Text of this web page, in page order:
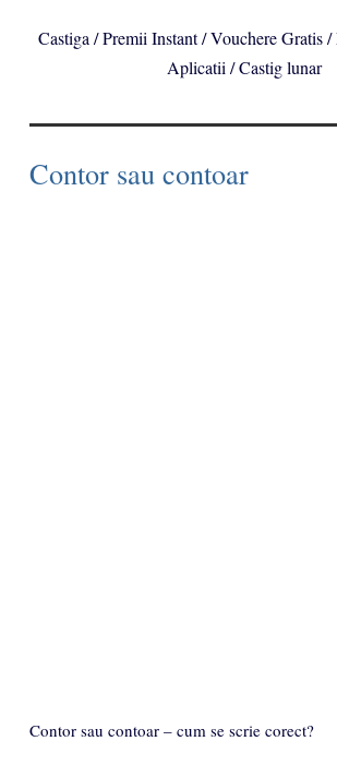
Castiga / Premii Instant / Vouchere Gratis
Aplicatii / Castig lunar
Contor sau contoar
Contor sau contoar – cum se scrie corect?